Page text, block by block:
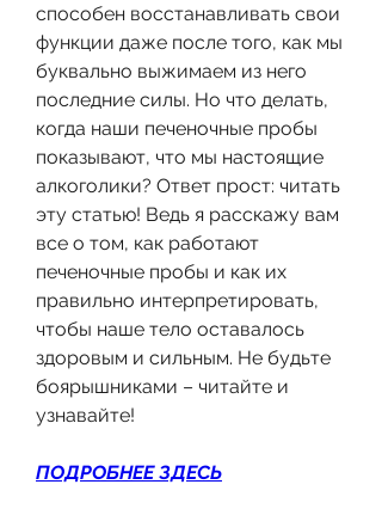
способен восстанавливать свои
функции даже после того, как мы
буквально выжимаем из него
последние силы. Но что делать,
когда наши печеночные пробы
показывают, что мы настоящие
алкоголики? Ответ прост: читать
эту статью! Ведь я расскажу вам
все о том, как работают
печеночные пробы и как их
правильно интерпретировать,
чтобы наше тело оставалось
здоровым и сильным. Не будьте
боярышниками – читайте и
узнавайте!
ПОДРОБНЕЕ ЗДЕСЬ